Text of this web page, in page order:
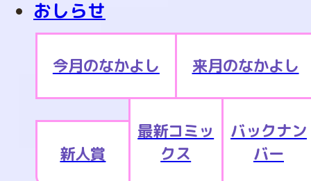
おしらせ
今月のなかよし 来月のなかよし
新人賞
最新コミッ
クス
バックナン
バー